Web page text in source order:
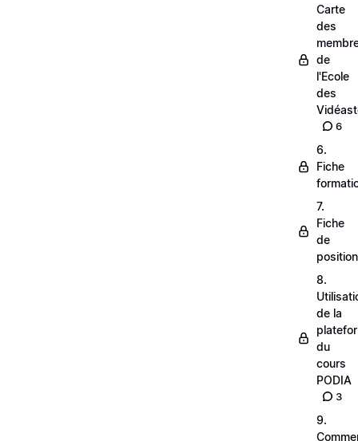
Carte
des
de
l'Ecole
des
6
6.
Fiche
7.
Fiche
de
8.
de la
du
cours
PODIA
3
9.